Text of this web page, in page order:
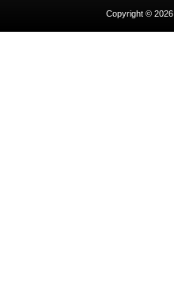
Copyright ©